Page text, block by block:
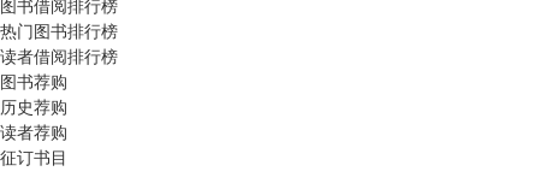
图书借阅排行榜
热门图书排行榜
读者借阅排行榜
图书荐购
历史荐购
读者荐购
征订书目